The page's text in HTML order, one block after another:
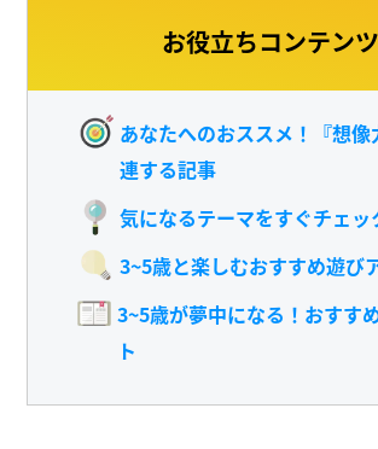
お役立ちコンテンツ
あなたへのおススメ！『想像
連する記事
気になるテーマをすぐチェッ
3~5歳と楽しむおすすめ遊び
3~5歳が夢中になる！おすす
ト